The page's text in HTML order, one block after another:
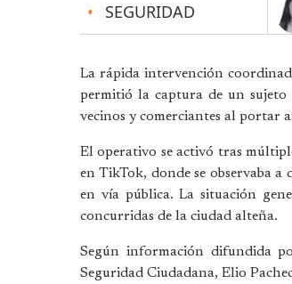
• SEGURIDAD
La rápida intervención
permitió la captura de un sujeto
vecinos y comerciantes al portar
El operativo se activó tras
en TikTok, donde se observaba
en vía pública. La situación
concurridas de la ciudad alteña.
Según información difundida
Seguridad Ciudadana, Elio